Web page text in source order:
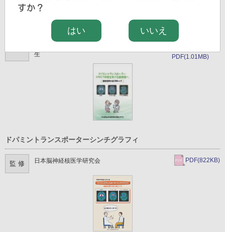
ドパミントランスポーターSPECT検査を受ける患者様へ
生
PDF(1.01MB)
ドパミントランスポーターシンチグラフィ
監 修 日本脳神経核医学研究会 PDF(822KB)
すか？
はい いいえ